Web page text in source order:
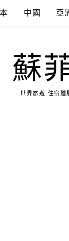
中國 亞
蘇
世界旅遊 住宿體